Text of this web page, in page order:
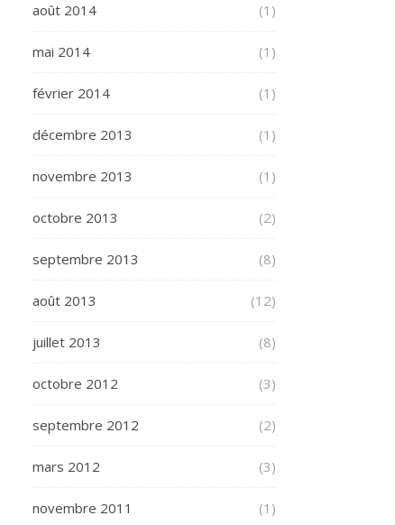
août 2014 (1)
mai 2014 (1)
février 2014 (1)
décembre 2013 (1)
novembre 2013 (1)
octobre 2013 (2)
septembre 2013 (8)
août 2013 (12)
juillet 2013 (8)
octobre 2012 (3)
septembre 2012 (2)
mars 2012 (3)
novembre 2011 (1)